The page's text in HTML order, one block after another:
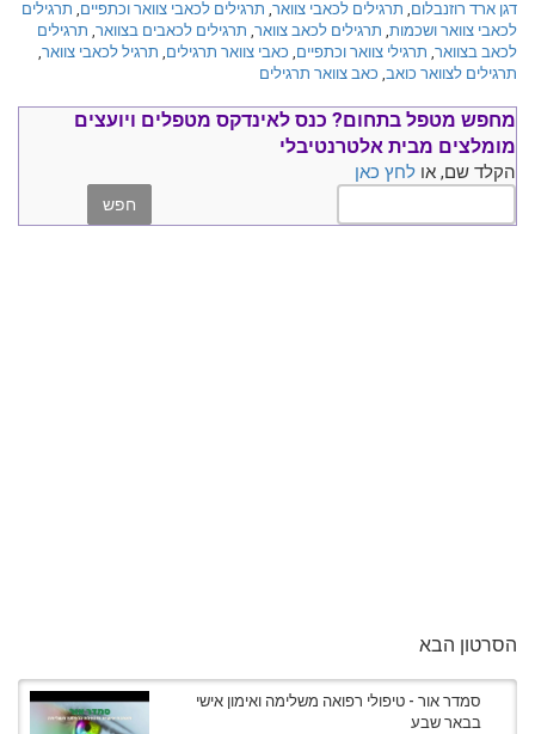
דגן ארד רוזנבלום, תרגילים לכאבי צוואר, תרגילים לכאבי צוואר וכתפיים, תרגילים
לכאבי צוואר ושכמות, תרגילים לכאב צוואר, תרגילים לכאבים בצוואר, תרגילים
לכאב בצוואר, תרגילי צוואר וכתפיים, כאבי צוואר תרגילים, תרגיל לכאבי צוואר,
תרגילים לצוואר כואב, כאב צוואר תרגילים
מחפש מטפל בתחום? כנס לאינדקס מטפלים ויועצים
מומלצים מבית אלטרנטיבלי
הקלד שם, או לחץ כאן
הסרטון הבא
סמדר אור - טיפולי רפואה משלימה ואימון אישי
בבאר שבע